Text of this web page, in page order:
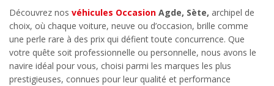
Découvrez nos véhicules Occasion Agde, Sète, archipel de
choix, où chaque voiture, neuve ou d’occasion, brille comme
une perle rare à des prix qui défient toute concurrence. Que
votre quête soit professionnelle ou personnelle, nous avons le
navire idéal pour vous, choisi parmi les marques les plus
prestigieuses, connues pour leur qualité et performance